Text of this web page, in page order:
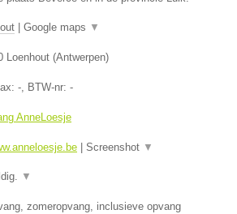
Google maps ▼
Loenhout (Antwerpen)
-, BTW-nr: -
AnneLoesje
Screenshot ▼
▼
zomeropvang, inclusieve opvang